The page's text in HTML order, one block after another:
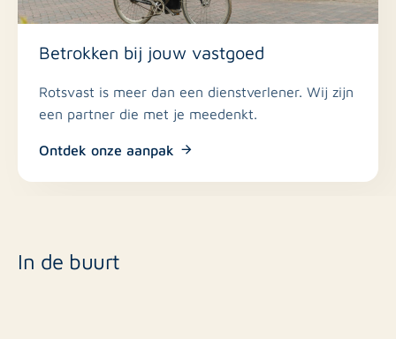
Betrokken bij jouw vastgoed
Rotsvast is meer dan een dienstverlener. Wij zijn
een partner die met je meedenkt.
Ontdek onze aanpak
In de buurt